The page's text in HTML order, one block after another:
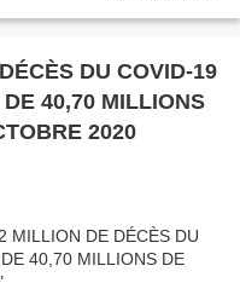
DU COVID-19
40,70 MILLIONS
2020